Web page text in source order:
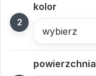
kolor
wybierz
powierzchnia